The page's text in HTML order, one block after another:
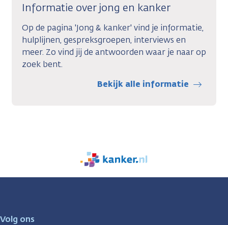
Informatie over jong en kanker
Op de pagina 'Jong & kanker' vind je informatie,
hulplijnen, gespreksgroepen, interviews en
meer. Zo vind jij de antwoorden waar je naar op
zoek bent.
Bekijk alle informatie
We
zijn
Volg ons